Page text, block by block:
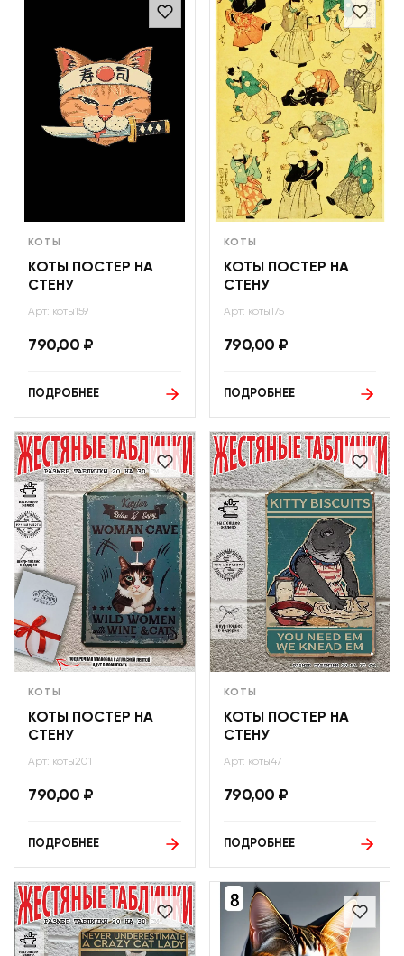
КОТЫ
КОТЫ ПОСТЕР НА
СТЕНУ
Арт: коты159
790,00 ₽
ПОДРОБНЕЕ
КОТЫ
КОТЫ ПОСТЕР НА
СТЕНУ
Арт: коты175
790,00 ₽
ПОДРОБНЕЕ
КОТЫ
КОТЫ ПОСТЕР НА
СТЕНУ
Арт: коты201
790,00 ₽
ПОДРОБНЕЕ
КОТЫ
КОТЫ ПОСТЕР НА
СТЕНУ
Арт: коты47
790,00 ₽
ПОДРОБНЕЕ